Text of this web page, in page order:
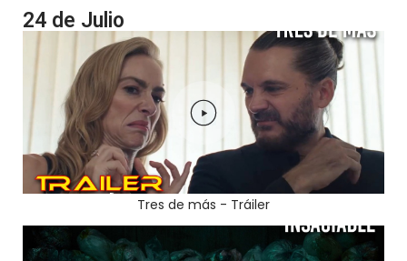
24 de Julio
Tres de más - Tráiler